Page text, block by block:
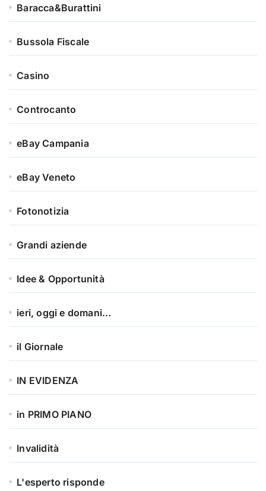
Baracca&Burattini
Bussola Fiscale
Casino
Controcanto
eBay Campania
eBay Veneto
Fotonotizia
Grandi aziende
Idee & Opportunità
ieri, oggi e domani…
il Giornale
IN EVIDENZA
in PRIMO PIANO
Invalidità
L'esperto risponde